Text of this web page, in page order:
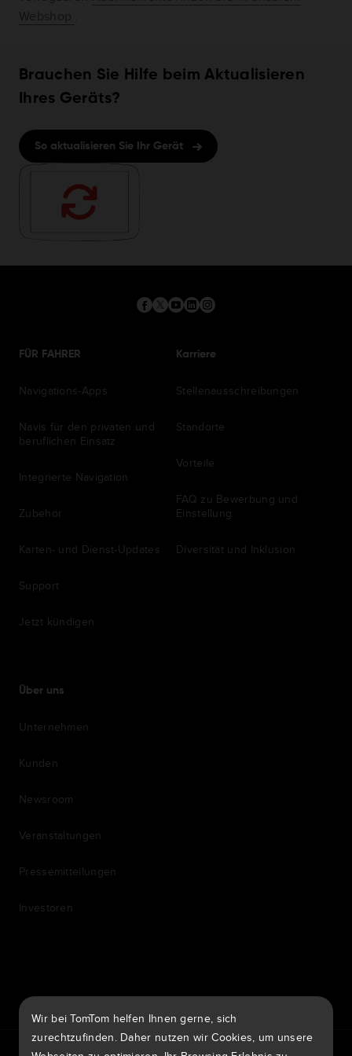
Brauchen Sie Hilfe beim Aktualisieren
Ihres Geräts?
So aktualisieren Sie Ihr Gerät
FÜR FAHRER
Navigations-Apps
Navis für den privaten und
beruflichen Einsatz
Integrierte Navigation
Zubehör
Karten- und Dienst-Updates
Support
Jetzt kündigen
Karriere
Stellenausschreibungen
Standorte
Vorteile
FAQ zu Bewerbung und
Einstellung
Diversität und Inklusion
Über uns
Unternehmen
Kunden
Newsroom
Veranstaltungen
Pressemitteilungen
Investoren
9th item of footer
TomTom Traffic IndexTomTom Kundenportal
Wir bei TomTom helfen Ihnen gerne, sich
zurechtzufinden. Daher nutzen wir Cookies, um unsere